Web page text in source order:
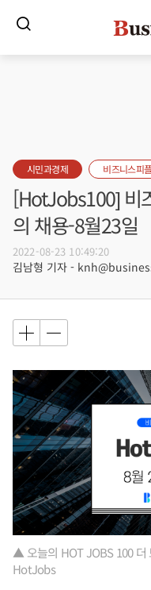
시민과경제 비즈니스피
[HotJobs100] 비
의 채용-8월23일
2022-08-23 10:49:20
김남형 기자 -
▲ 오늘의 HOT JOBS 100
HotJobs